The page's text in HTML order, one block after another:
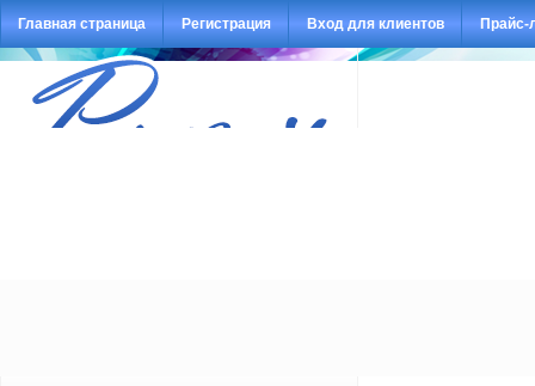
Главная страница Регистрация Вход для клиентов Прайс-